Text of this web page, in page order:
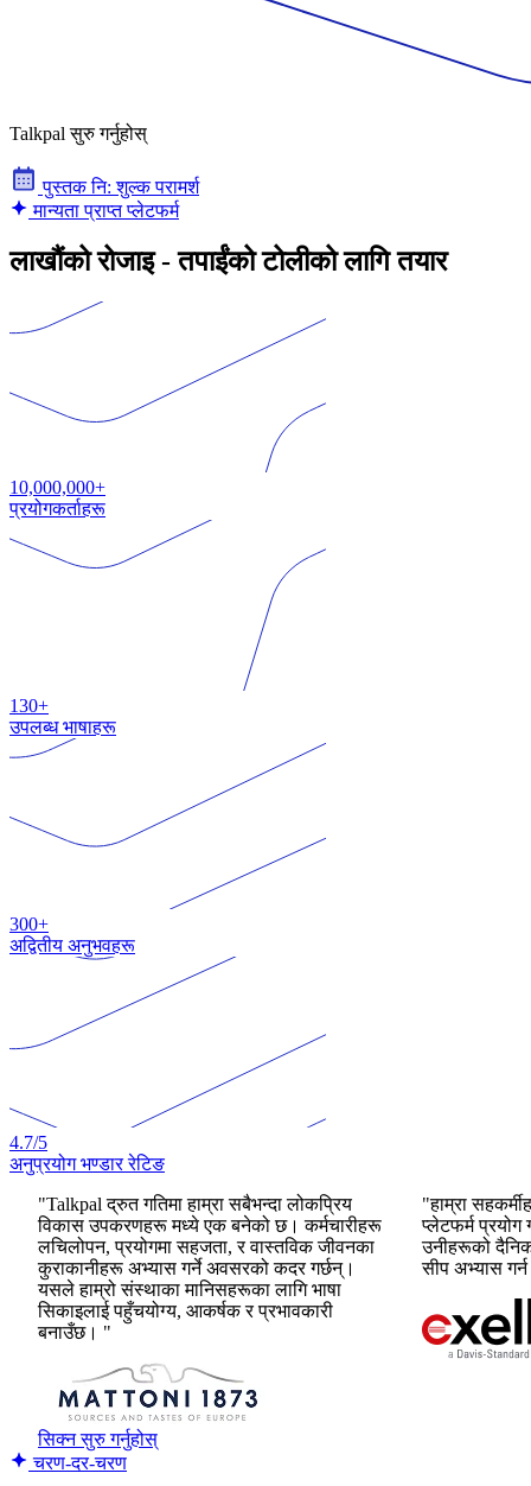
Talkpal सुरु गर्नुहोस्
पुस्तक नि: शुल्क परामर्श
मान्यता प्राप्त प्लेटफर्म
लाखौंको रोजाइ - तपाईंको टोलीको लागि तयार
10,000,000+
प्रयोगकर्ताहरू
130+
उपलब्ध भाषाहरू
300+
अद्वितीय अनुभवहरू
4.7/5
अनुप्रयोग भण्डार रेटिङ
"Talkpal द्रुत गतिमा हाम्रा सबैभन्दा लोकप्रिय
विकास उपकरणहरू मध्ये एक बनेको छ। कर्मचारीहरू
लचिलोपन, प्रयोगमा सहजता, र वास्तविक जीवनका
कुराकानीहरू अभ्यास गर्ने अवसरको कदर गर्छन्।
यसले हाम्रो संस्थाका मानिसहरूका लागि भाषा
सिकाइलाई पहुँचयोग्य, आकर्षक र प्रभावकारी
बनाउँछ। "
"हाम्रा
प्लेटफर्म
उनीहरूको
सीप अभ्यास
सिक्न सुरु गर्नुहोस्
चरण-दर-चरण